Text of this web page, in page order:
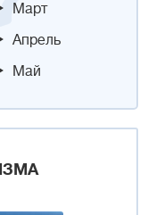
Март
Апрель
Май